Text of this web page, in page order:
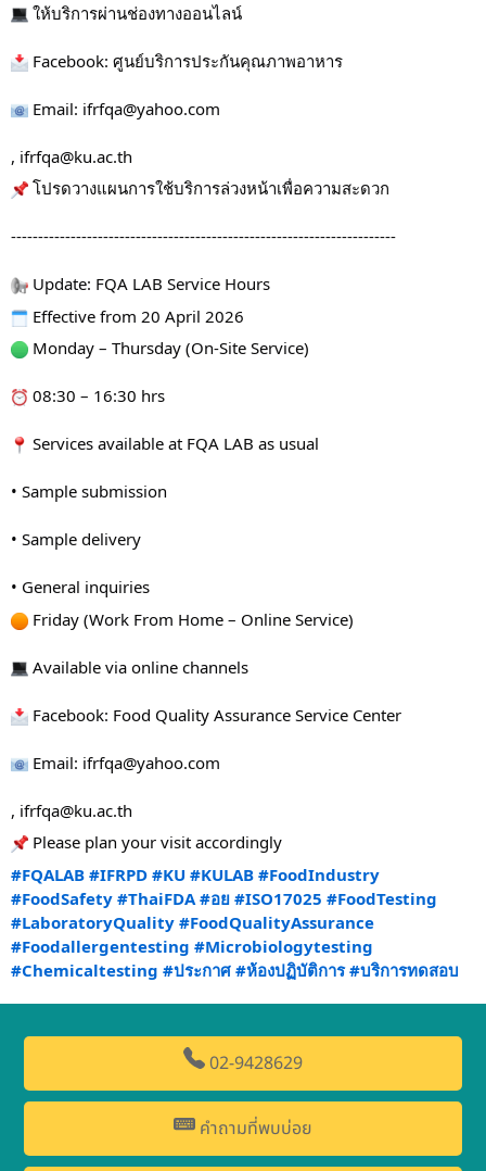
ให้บริการผ่านช่องทางออนไลน์
Facebook: ศูนย์บริการประกันคุณภาพอาหาร
Email: ifrfqa@yahoo.com
, ifrfqa@ku.ac.th
โปรดวางแผนการใช้บริการล่วงหน้าเพื่อความสะดวก
-----------------------------------------------------------------------
Update: FQA LAB Service Hours
Effective from 20 April 2026
Monday – Thursday (On-Site Service)
08:30 – 16:30 hrs
Services available at FQA LAB as usual
• Sample submission
• Sample delivery
• General inquiries
Friday (Work From Home – Online Service)
Available via online channels
Facebook: Food Quality Assurance Service Center
Email: ifrfqa@yahoo.com
, ifrfqa@ku.ac.th
Please plan your visit accordingly
#FQALAB #IFRPD #KU #KULAB #FoodIndustry
#FoodSafety #ThaiFDA #อย #ISO17025 #FoodTesting
#LaboratoryQuality #FoodQualityAssurance
#Foodallergentesting #Microbiologytesting
#Chemicaltesting #ประกาศ #ห้องปฏิบัติการ #บริการทดสอบ
02-9428629
คำถามที่พบบ่อย